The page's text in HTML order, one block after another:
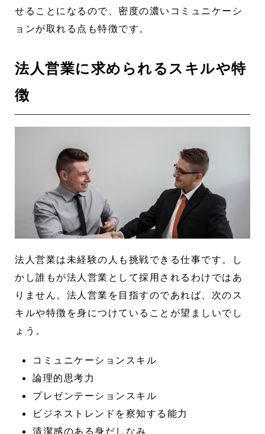
せることになるので、密度の濃いコミュニケーシ
ョンが取れる点も特徴です。
法人営業に求められるスキルや特
徴
法人営業は未経験の人も挑戦できる仕事です。し
かし誰もが法人営業として採用されるわけではあ
りません。法人営業を目指すのであれば、次のス
キルや特徴を身につけていることが望ましいでし
ょう。
コミュニケーションスキル
論理的思考力
プレゼンテーションスキル
ビジネストレンドを察知する能力
清潔感のある身だしなみ